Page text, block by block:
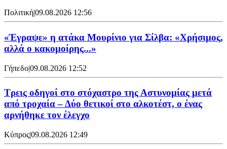
Πολιτική|09.08.2026 12:56
«Έγραψε» η ατάκα Μουρίνιο για Σίλβα: «Χρήσιμος,
αλλά ο κακομοίρης...»
Γήπεδο|09.08.2026 12:52
Τρεις οδηγοί στο στόχαστρο της Αστυνομίας μετά
από τροχαία – Δύο θετικοί στο αλκοτέστ, ο ένας
αρνήθηκε τον έλεγχο
Κύπρος|09.08.2026 12:49